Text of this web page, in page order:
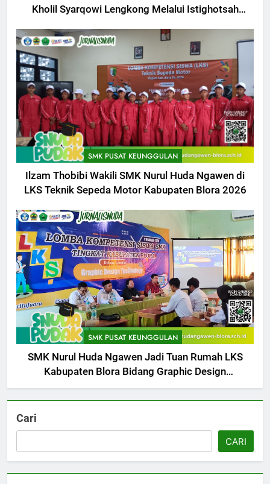
Kholil Syarqowi Lengkong Melalui Istighotsah
SMK PUSAT KEUNGGULAN
Ilzam Thobibi Wakili SMK Nurul Huda Ngawen di
LKS Teknik Sepeda Motor Kabupaten Blora 2026
SMK PUSAT KEUNGGULAN
SMK Nurul Huda Ngawen Jadi Tuan Rumah LKS
Kabupaten Blora Bidang Graphic Design
Technology
Cari
CARI
5
Berlangsung Sukses Try Out
UKK SMK Nurul Huda Ngawen!
Siswa Siap Hadapi UKK Januari
2026
FASHION
7
SMK Nurul Huda Ngawen Awali